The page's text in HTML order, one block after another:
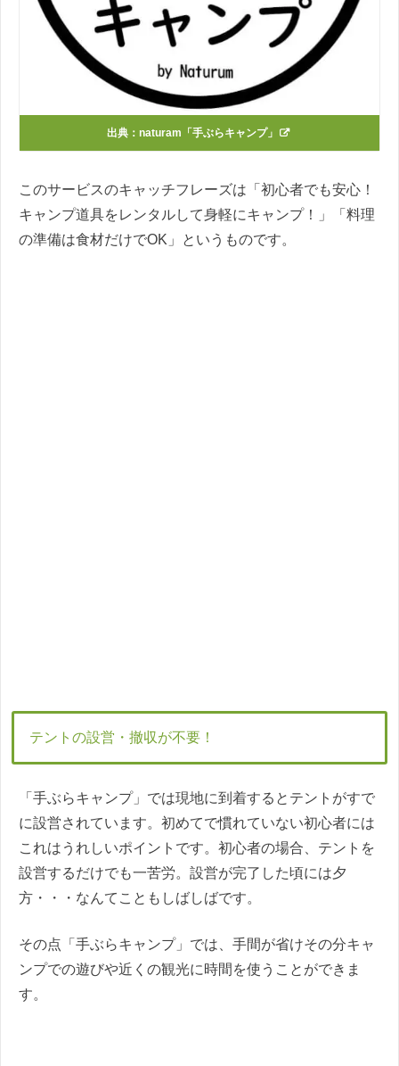
出典： naturam「手ぶらキャンプ」
このサービスのキャッチフレーズは「初心者でも安心！
キャンプ道具をレンタルして身軽にキャンプ！」「料理
の準備は食材だけでOK」というものです。
テントの設営・撤収が不要！
「手ぶらキャンプ」では現地に到着するとテントがすで
に設営されています。初めてで慣れていない初心者には
これはうれしいポイントです。初心者の場合、テントを
設営するだけでも一苦労。設営が完了した頃には夕
方・・・なんてこともしばしばです。
その点「手ぶらキャンプ」では、手間が省けその分キャ
ンプでの遊びや近くの観光に時間を使うことができま
す。